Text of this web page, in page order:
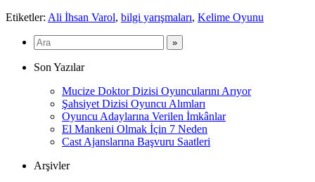
Etiketler: Ali İhsan Varol, bilgi yarışmaları, Kelime Oyunu
Son Yazılar
Mucize Doktor Dizisi Oyuncularını Arıyor
Şahsiyet Dizisi Oyuncu Alımları
Oyuncu Adaylarına Verilen İmkânlar
El Mankeni Olmak İçin 7 Neden
Cast Ajanslarına Başvuru Saatleri
Arşivler